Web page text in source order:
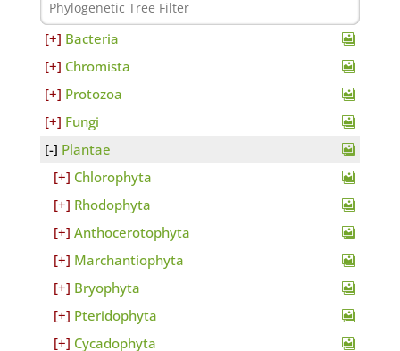
Bacteria
Chromista
Protozoa
Fungi
Plantae
Chlorophyta
Rhodophyta
Anthocerotophyta
Marchantiophyta
Bryophyta
Pteridophyta
Cycadophyta